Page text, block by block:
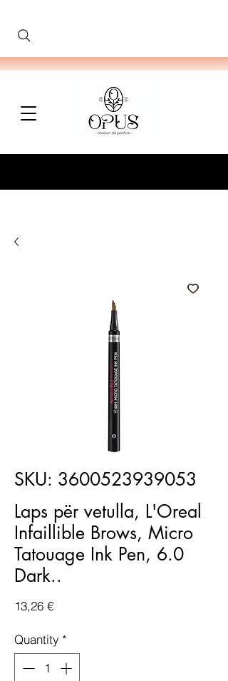
SKU: 3600523939053
Laps për vetulla, L'Oreal
Infaillible Brows, Micro
Tatouage Ink Pen, 6.0
Dark..
13,26 €Price
Quantity *